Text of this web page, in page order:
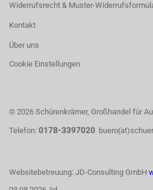
Widerrufsrecht & Muster-
Kontakt
Über uns
Cookie Einstellungen
© 2026 Schürenkrämer, Großhandel für
Telefon: 0178-3397020
Websitebetreuung: JD-Consulting GmbH